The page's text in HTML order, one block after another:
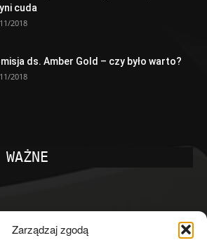
Zarządzaj zgodą
cuda
2018
ds. Amber Gold – czy było warto?
2018